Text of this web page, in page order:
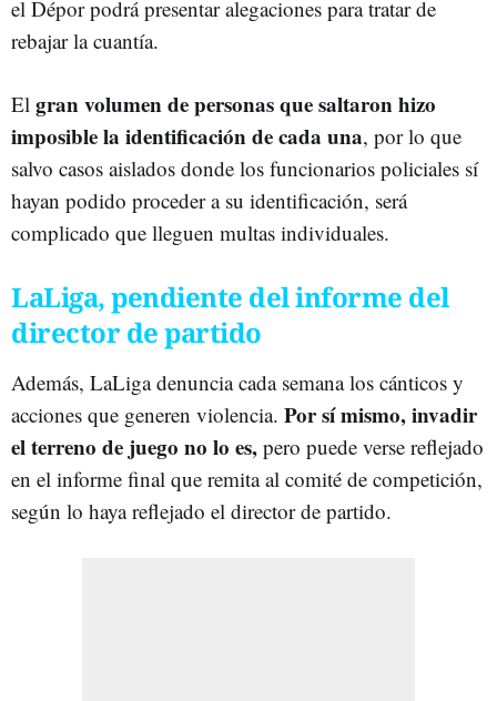
el Dépor podrá presentar alegaciones para tratar de
rebajar la cuantía.
El gran volumen de personas que saltaron hizo
imposible la identificación de cada una, por lo que
salvo casos aislados donde los funcionarios policiales sí
hayan podido proceder a su identificación, será
complicado que lleguen multas individuales.
LaLiga, pendiente del informe del
director de partido
Además, LaLiga denuncia cada semana los cánticos y
acciones que generen violencia. Por sí mismo, invadir
el terreno de juego no lo es, pero puede verse reflejado
en el informe final que remita al comité de competición,
según lo haya reflejado el director de partido.